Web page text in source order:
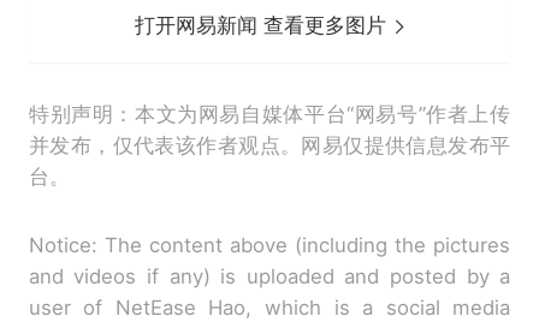
打开网易新闻 查看更多图片
特别声明：本文为网易自媒体平台“网易号”作者上传
并发布，仅代表该作者观点。网易仅提供信息发布平
台。
Notice: The content above (including the pictures
and videos if any) is uploaded and posted by a
user of NetEase Hao, which is a social media